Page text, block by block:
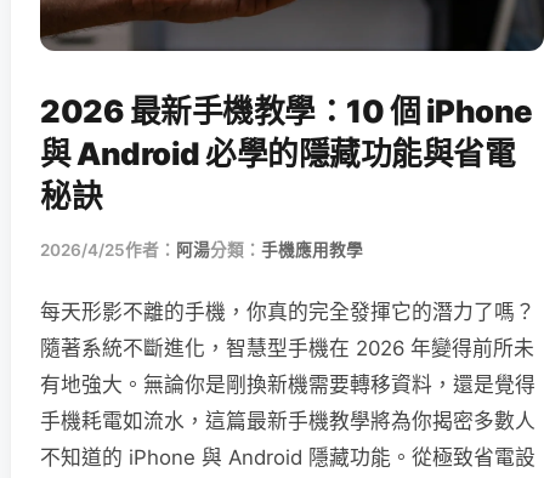
2026 最新手機教學：10 個 iPhone
與 Android 必學的隱藏功能與省電
秘訣
2026/4/25作者： 阿湯分類： 手機應用教學
每天形影不離的手機，你真的完全發揮它的潛力了嗎？
隨著系統不斷進化，智慧型手機在 2026 年變得前所未
有地強大。無論你是剛換新機需要轉移資料，還是覺得
手機耗電如流水，這篇最新手機教學將為你揭密多數人
不知道的 iPhone 與 Android 隱藏功能。從極致省電設